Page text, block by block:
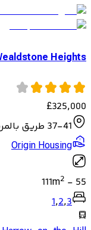
Heights
£325,000
37-41 طريق بالمرستون، لندن HA3 7RR
Origin Housing
55
-
111m2
1,2,3